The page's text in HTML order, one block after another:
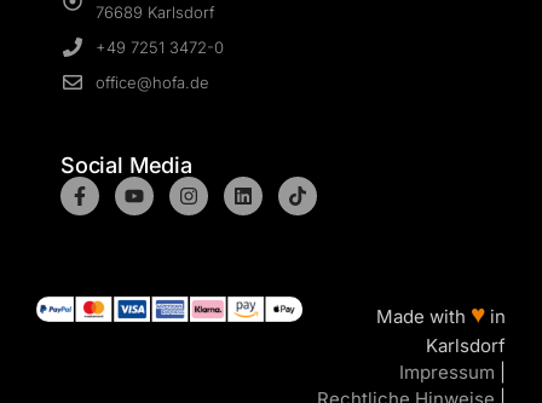
76689 Karlsdorf
+49 7251 3472-0
office@hofa.de
Social Media
Made with ♥ in
Karlsdorf
Impressum
Rechtliche Hinweise